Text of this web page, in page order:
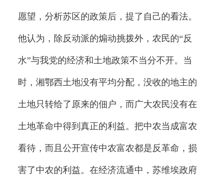
愿望，分析苏区的政策后，提了自己的看法。
他认为，除反动派的煽动挑拨外，农民的“反
水”与我党的经济和土地政策不当分不开。当
时，湘鄂西土地没有平均分配，没收的地主的
土地只转给了原来的佃户，而广大农民没有在
土地革命中得到真正的利益。把中农当成富农
看待，而且公开宣传中农富农都是反革命，损
害了中农的利益。在经济流通中，苏维埃政府